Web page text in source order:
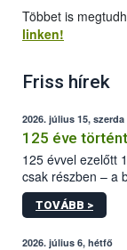
Többet is
linken!
Friss hírek
2026. július 15, szerda
125 éve történt
125 évvel ezelőtt
csak részben – a
állomás a Kis
tervezett új
TOVÁBB >
2026. július 6, hétfő